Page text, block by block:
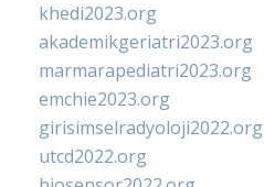
khedi2023.org
akademikgeriatri2023.org
marmarapediatri2023.org
emchie2023.org
girisimselradyoloji2022.org
utcd2022.org